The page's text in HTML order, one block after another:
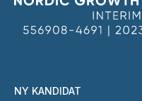
NY KANDIDAT